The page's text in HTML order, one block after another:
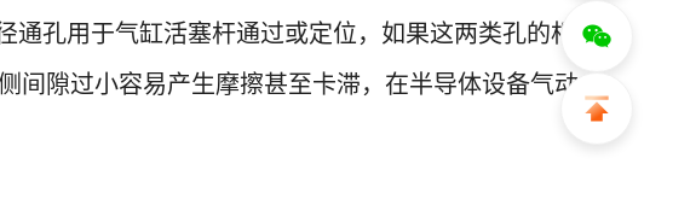
孔用于气缸活塞杆通过或定位，如果这两类孔的相
间隙过小容易产生摩擦甚至卡滞，在半导体设备气动